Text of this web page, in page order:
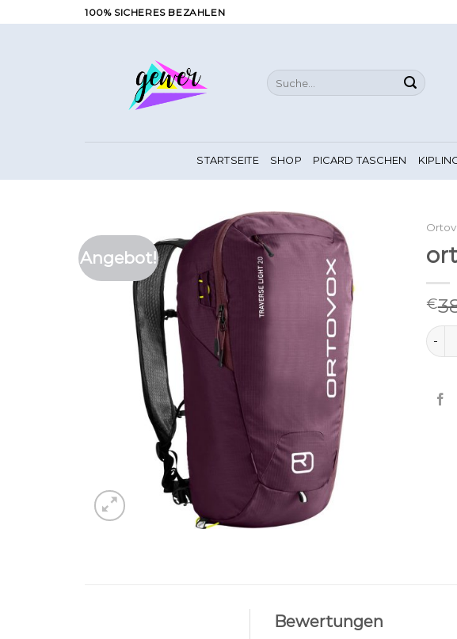
Inhalt
100% SICHERES BEZAHLEN
Suche
nach:
STARTSEITE SHOP PICARD TASCHEN
Angebot!
€
Bewertungen